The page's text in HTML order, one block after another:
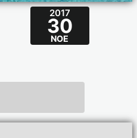
2017
30
ΝΟΈ